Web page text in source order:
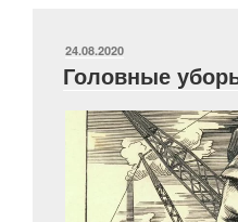
ОПУБЛИКОВАНО
24.08.2020
Головные